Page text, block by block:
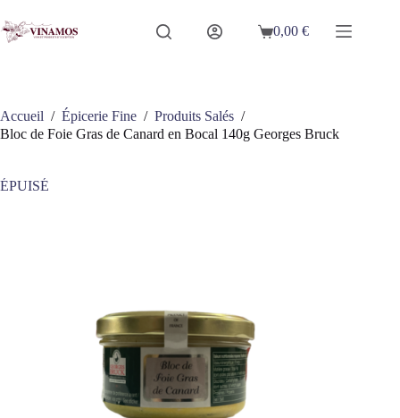
au
contenu
Panier
0,00€
Accueil / Épicerie Fine / Produits Salés /
Bloc de Foie Gras de Canard en Bocal 140g Georges Bruck
ÉPUISÉ